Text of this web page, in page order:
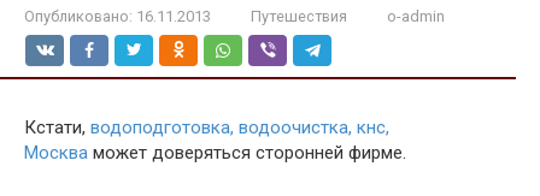
Опубликовано: 16.11.2013 Путешествия o-admin
Кстати, водоподготовка, водоочистка, кнс,
Москва может доверяться сторонней фирме.